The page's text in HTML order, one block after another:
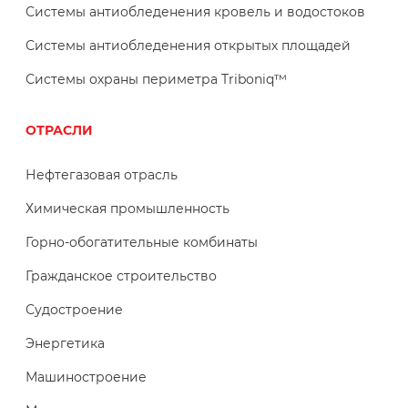
Системы антиобледенения кровель и водостоков
Системы антиобледенения открытых площадей
Системы охраны периметра Triboniq™
ОТРАСЛИ
Нефтегазовая отрасль
Химическая промышленность
Горно-обогатительные комбинаты
Гражданское строительство
Судостроение
Энергетика
Машиностроение